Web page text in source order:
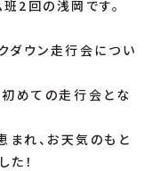
2回の浅岡です。
ダウン走行会につい
めての走行会とな
れ、お天気のもと
！